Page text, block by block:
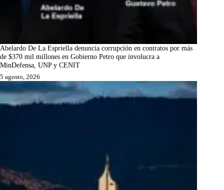
Abelardo De La Espriella denuncia corrupción en contratos por más
de $370 mil millones en Gobierno Petro que involucra a
MinDefensa, UNP y CENIT
5 agosto, 2026